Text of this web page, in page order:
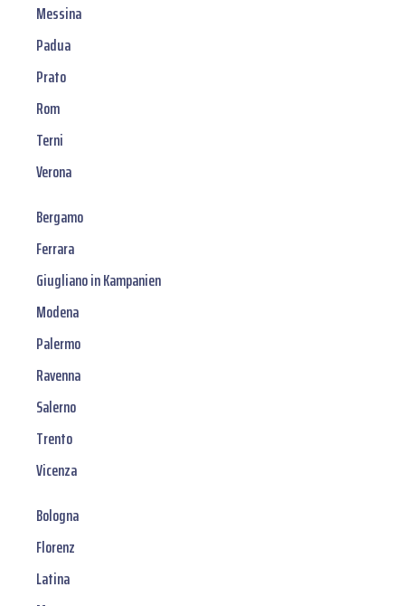
Messina
Padua
Prato
Rom
Terni
Verona
Bergamo
Ferrara
Giugliano in Kampanien
Modena
Palermo
Ravenna
Salerno
Trento
Vicenza
Bologna
Florenz
Latina